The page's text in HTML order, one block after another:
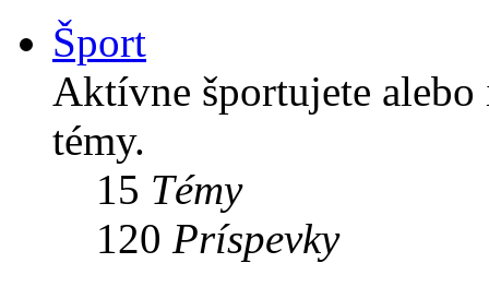
Šport
Aktívne športujete alebo
témy.
15 Témy
120 Príspevky